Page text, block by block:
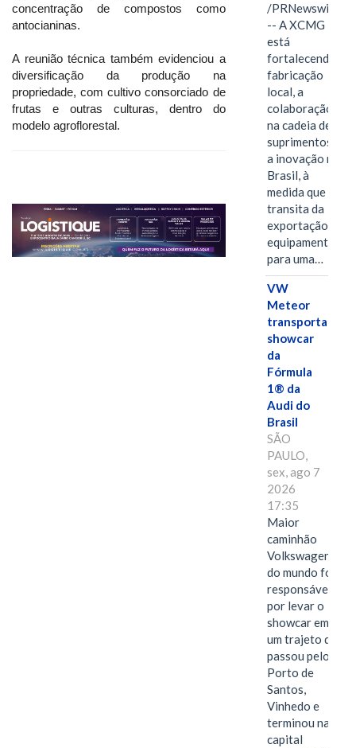
concentração de compostos como
antocianinas.
A reunião técnica também evidenciou a
diversificação da produção na
propriedade, com cultivo consorciado de
frutas e outras culturas, dentro do
modelo agroflorestal.
/PRNewswire/
-- A XCMG
está
fortalecendo a
fabricação
local, a
colaboração
na cadeia de
suprimentos e
a inovação no
Brasil, à
medida que
transita da
exportação de
equipamentos
para uma…
VW
Meteor
transporta
showcar
da
Fórmula
1® da
Audi do
Brasil
SÃO
PAULO,
sex, ago 7
2026
17:35
Maior
caminhão
Volkswagen
do mundo foi
responsável
por levar o
showcar em
um trajeto que
passou pelo
Porto de
Santos,
Vinhedo e
terminou na
capital